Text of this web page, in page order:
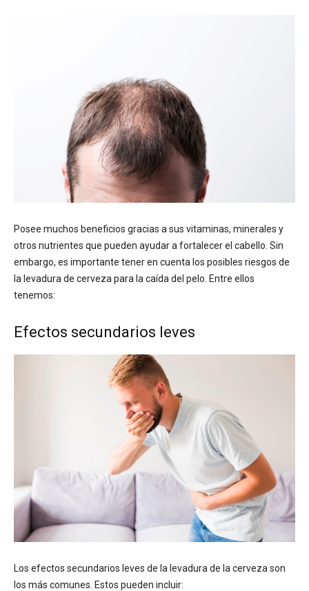
Posee muchos beneficios gracias a sus vitaminas, minerales y
otros nutrientes que pueden ayudar a fortalecer el cabello. Sin
embargo, es importante tener en cuenta los posibles riesgos de
la levadura de cerveza para la caída del pelo. Entre ellos
tenemos:
Efectos secundarios leves
Los efectos secundarios leves de la levadura de la cerveza son
los más comunes. Estos pueden incluir: